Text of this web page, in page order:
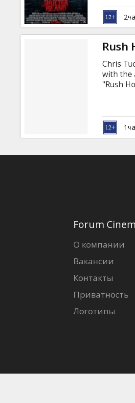
улики,
совсем
Rush
Chris
with the
"Rush
comedy
Carter
Forum
О компании
Вакансии
Контакты
Приватность
Логотипы